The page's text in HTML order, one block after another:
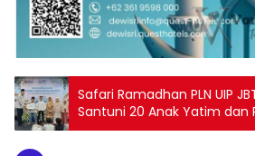
Safari Ramadhan PLN UIP
Santuni 20 Anak Yatim dan
Semangat Proyek Kelistrikan